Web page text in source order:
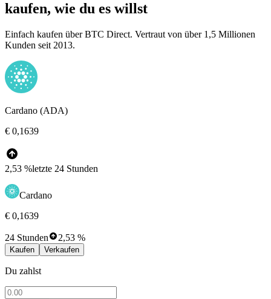
kaufen, wie du es willst
Einfach kaufen über BTC Direct. Vertraut von über 1,5 Millionen
Kunden seit 2013.
Cardano (ADA)
€ 0,1639
2,53 %letzte 24 Stunden
Cardano
€ 0,1639
24 Stunden 2,53 %
Kaufen Verkaufen
Du zahlst